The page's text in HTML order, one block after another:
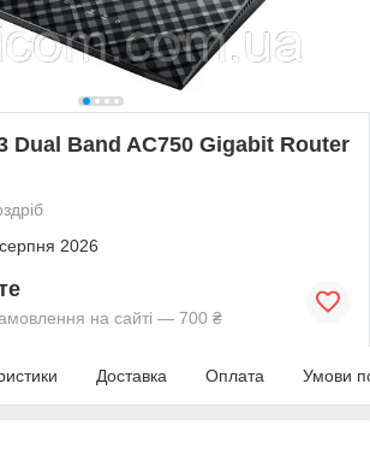
Dual Band AC750 Gigabit Router
2026
на сайті — 700 ₴
Доставка Оплата Умови